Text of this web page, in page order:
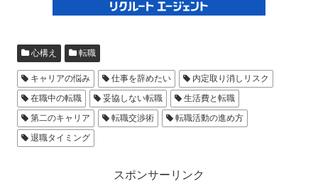
心構え 転職
キャリアの悩み 仕事を辞めたい
内定取り消しリスク
在職中の転職
妥協しない転職
生活費と転職
第二のキャリア
転職交渉術
転職活動の進め方
退職タイミング
スポンサーリンク